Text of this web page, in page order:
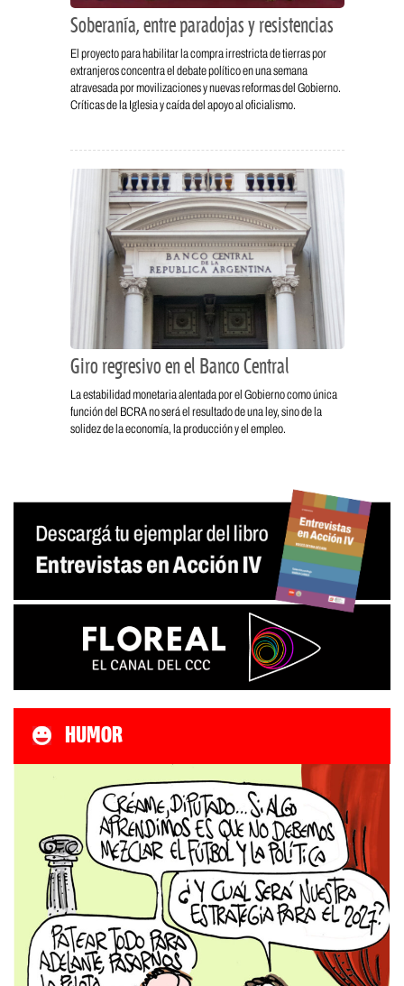
Soberanía, entre paradojas y resistencias
El proyecto para habilitar la compra irrestricta de tierras por
extranjeros concentra el debate político en una semana
atravesada por movilizaciones y nuevas reformas del Gobierno.
Críticas de la Iglesia y caída del apoyo al oficialismo.
Giro regresivo en el Banco Central
La estabilidad monetaria alentada por el Gobierno como única
función del BCRA no será el resultado de una ley, sino de la
solidez de la economía, la producción y el empleo.
HUMOR